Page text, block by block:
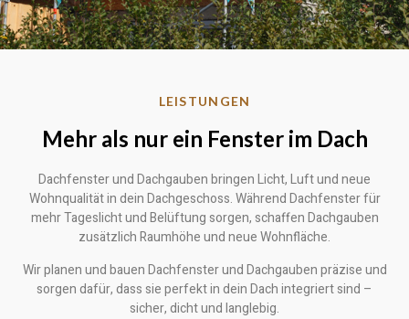
LEISTUNGEN
Mehr als nur ein Fenster im Dach
Dachfenster und Dachgauben bringen Licht, Luft und neue
Wohnqualität in dein Dachgeschoss. Während Dachfenster für
mehr Tageslicht und Belüftung sorgen, schaffen Dachgauben
zusätzlich Raumhöhe und neue Wohnfläche.
Wir planen und bauen Dachfenster und Dachgauben präzise und
sorgen dafür, dass sie perfekt in dein Dach integriert sind –
sicher, dicht und langlebig.